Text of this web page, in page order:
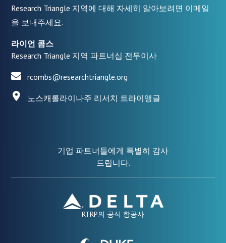
Research Triangle 지역에 대해 자세히 알아보려면 이메일
을 보내주세요.
라이언 콤스
Research Triangle 지역 파트너십 전무이사
rcombs@researchtriangle.org
노스캐롤라이나주 리서치 트라이앵글
기업 파트너들에게 특별히 감사
드립니다.
RTRP의 공식 항공사